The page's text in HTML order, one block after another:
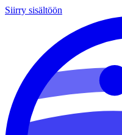
Siirry sisältöön